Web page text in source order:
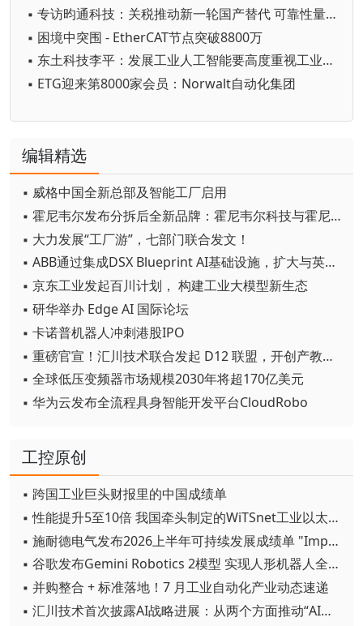
▪ 专访昀通科技：关税推动新一轮国产替代 可靠性量产才是真实超越
▪ 困境中突围 - EtherCAT节点突破8800万
▪ 东土科技李平：发展工业人工智能要高度重视工业通信网络和工业网络标准
▪ ETG迎来第8000家会员：Norwalt自动化集团
编辑精选
▪ 威格中国全新总部及智能工厂启用
▪ 霍尼韦尔发布分拆后全新品牌：霍尼韦尔科技与霍尼韦尔航空航天
▪ 大力发展“工厂游”，七部门联合发文！
▪ ABB通过集成DSX Blueprint AI基础设施，扩大与英伟达的合作
▪ 京东工业发起百川计划， 构建工业大模型新生态
▪ 研华举办 Edge AI 国际论坛
▪ 卡诺普机器人冲刺港股IPO
▪ 重磅官宣！汇川技术联合发起 D12 联盟，开创产教融合新范式
▪ 全球低压变频器市场规模2030年将超170亿美元
▪ 华为云发布全流程具身智能开发平台CloudRobo
工控原创
▪ 跨国工业巨头财报里的中国成绩单
▪ 性能提升5至10倍 我国牵头制定的WiTSnet工业以太网国际标准正式发布
▪ 施耐德电气发布2026上半年可持续发展成绩单 "Impact 2030"路线图开局稳健
▪ 谷歌发布Gemini Robotics 2模型 实现人形机器人全身智能控制突破
▪ 并购整合 + 标准落地！7 月工业自动化产业动态速递
▪ 汇川技术首次披露AI战略进展：从两个方面推动“AI业务化”落地